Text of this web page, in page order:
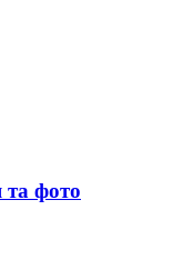
та фото